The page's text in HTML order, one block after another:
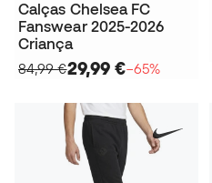
Calças Chelsea FC
Fanswear 2025-2026
Criança
84,99 €29,99 €−65%